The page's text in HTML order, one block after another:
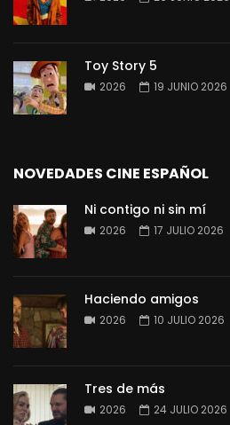
Toy Story 5
2026 19 JUNIO 2026
NOVEDADES CINE ESPAÑOL
Ni contigo ni sin mí
2026 17 JULIO 2026
Haciendo amigos
2026 10 JULIO 2026
Tres de más
2026 24 JULIO 2026